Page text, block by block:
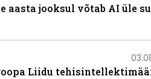
aasta jooksul võtab AI üle
Liidu